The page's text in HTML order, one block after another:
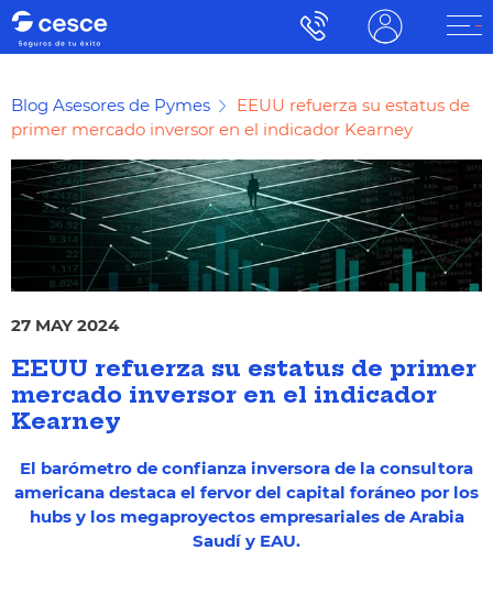
Blog Asesores de Pymes
EEUU refuerza su estatus de
primer mercado inversor en el indicador Kearney
27 MAY 2024
EEUU refuerza su estatus de primer
mercado inversor en el indicador
Kearney
El barómetro de confianza inversora de la consultora
americana destaca el fervor del capital foráneo por los
hubs y los megaproyectos empresariales de Arabia
Saudí y EAU.